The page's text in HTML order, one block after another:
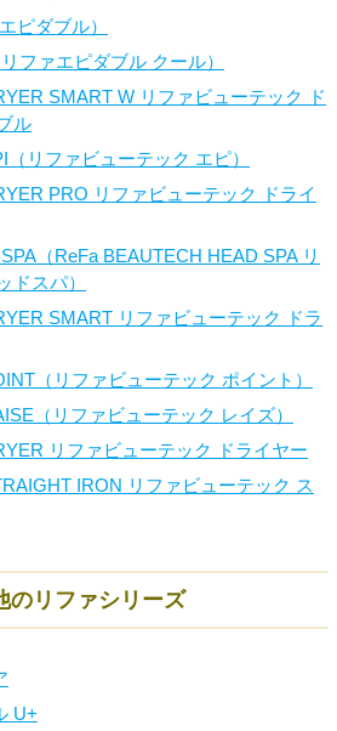
ピダブル）
ファエピダブル クール）
SMART W リファビューテック ド
ル
リファビューテック エピ）
PRO リファビューテック ドライ
（ReFa BEAUTECH HEAD SPA リ
ドスパ）
SMART リファビューテック ドラ
（リファビューテック ポイント）
（リファビューテック レイズ）
リファビューテック ドライヤー
IRON リファビューテック ス
のリファシリーズ
U+